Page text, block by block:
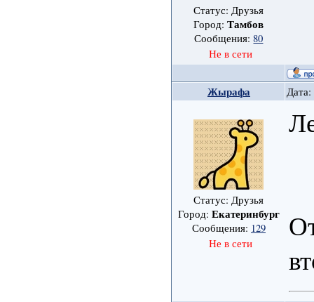
Статус: Друзья
Город:Тамбов
Сообщения:80
Не в сети
Жырафа
Статус: Друзья
Город: Екатеринбург
Сообщения: 129
Не в сети